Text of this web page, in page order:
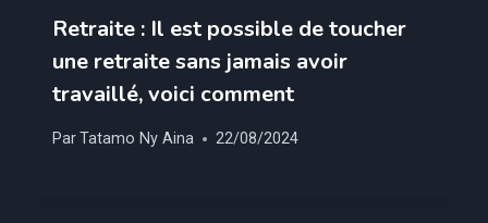
Retraite : Il est possible de toucher
une retraite sans jamais avoir
travaillé, voici comment
ParTatamo Ny Aina 22/08/2024